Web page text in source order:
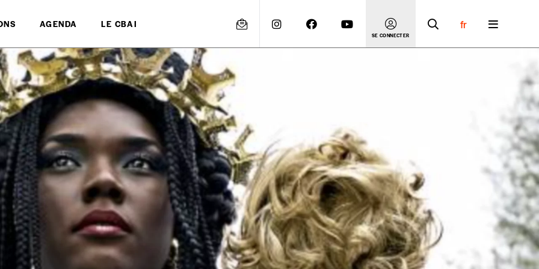
AGENDA LE CBAI
SE CONNECTER
fr
Créer un compte
est proposé à PRIX LIBRE.
bien ou d’un service, qui peut être une manière pour lui de payer le prix qu’il estime juste. Dans l’objectif de rendre
attachement aux valeurs de solidarité, nous vous proposons d’estimer vous-mêmes le coût de notre publication. Cette